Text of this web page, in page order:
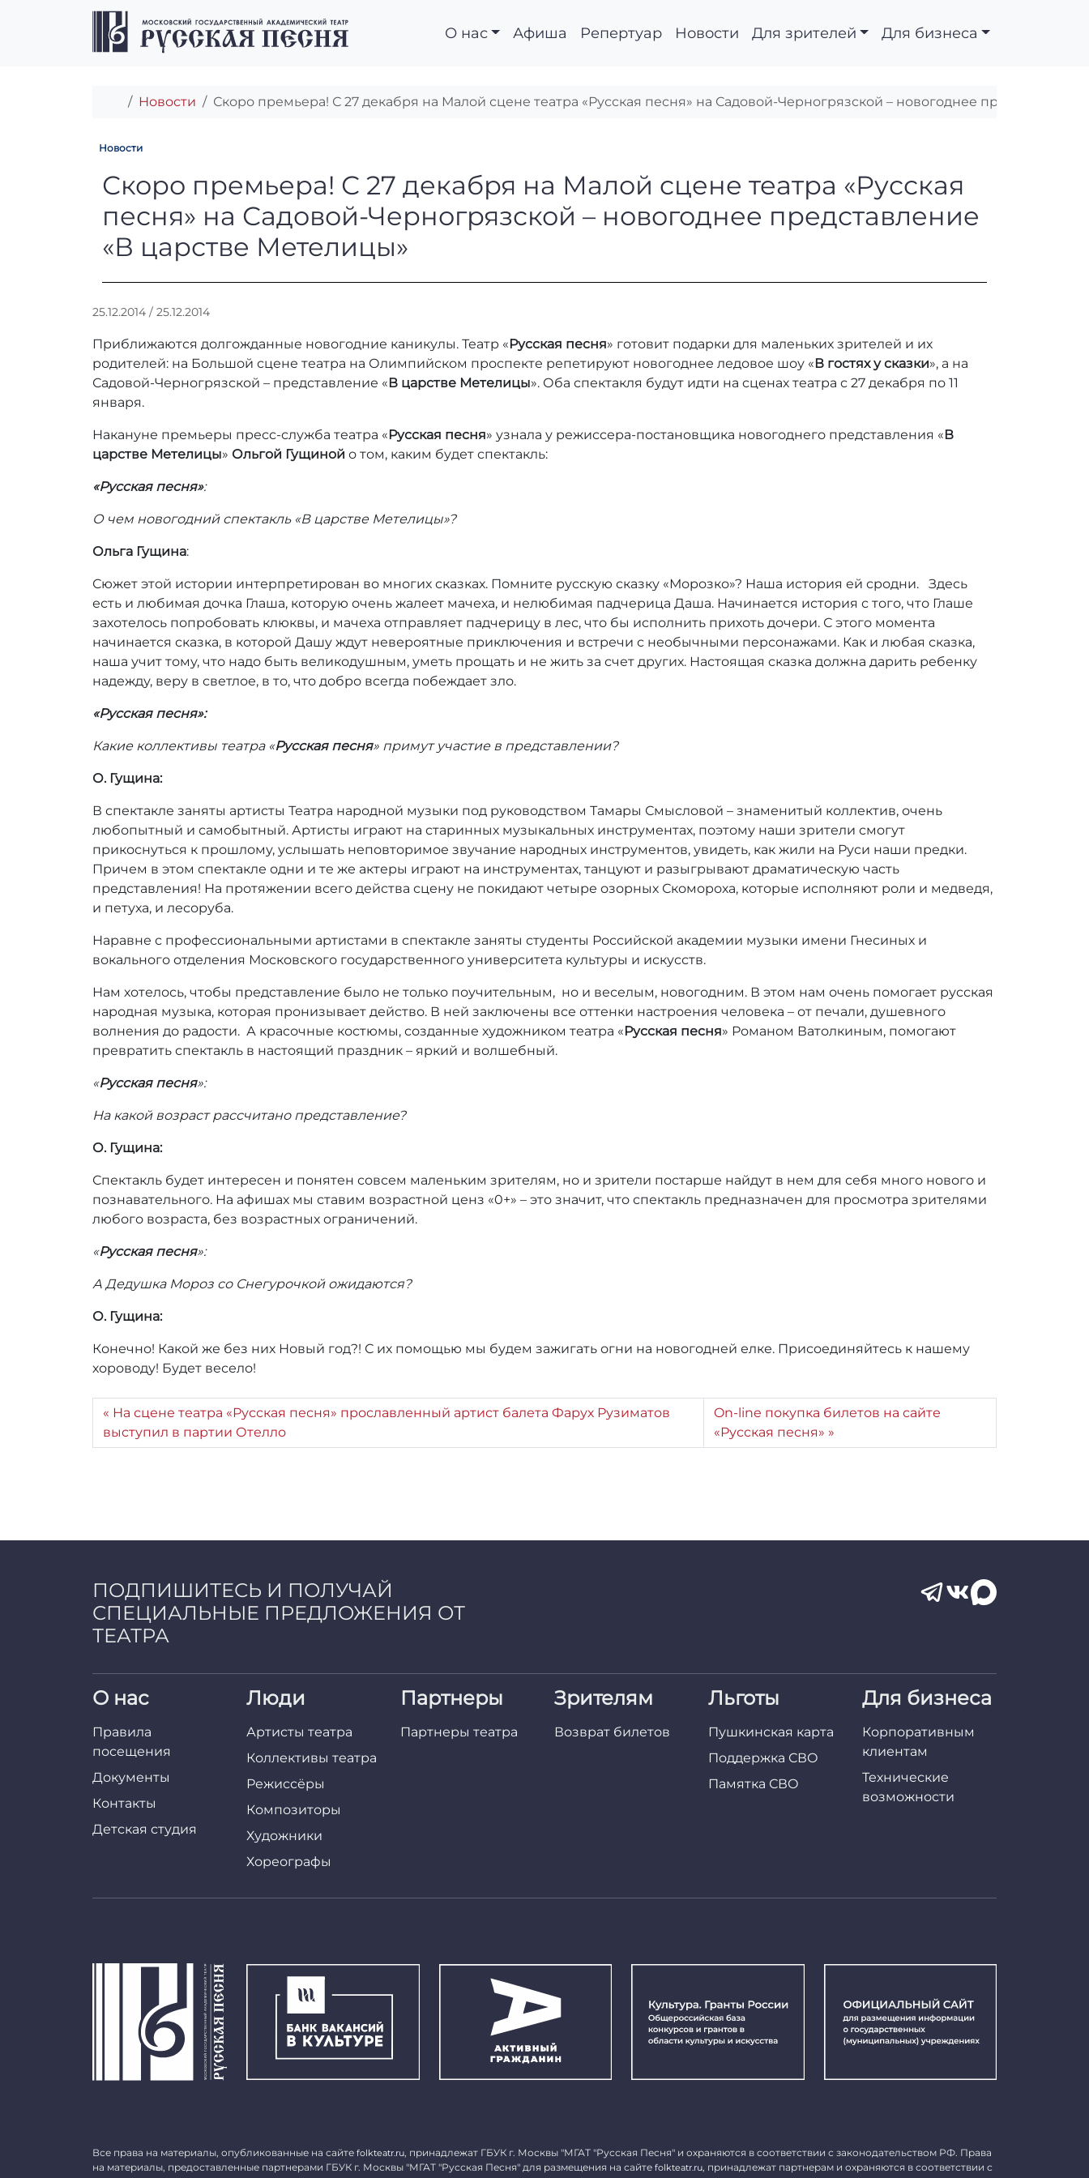
Перейти к содержимому
Перейти к футеру
О нас Афиша Репертуар Новости Для зрителей Для бизнеса
Главная
Новости Скоро премьера! С 27 декабря на Малой сцене театра «Русская песня» на Садовой-Черногрязской – новогоднее
Новости
Скоро премьера! С 27 декабря на Малой сцене театра
Скоро премьера! С 27 декабря на Малой сцене театра «Русская
песня» на Садовой-Черногрязской – новогоднее представление
«В царстве Метелицы»
25.12.2014 / 25.12.2014
т
о
р
r
_
a
i
Приближаются долгожданные новогодние каникулы. Театр «Русская песня» готовит подарки для маленьких зрителей и их
родителей: на Большой сцене театра на Олимпийском проспекте репетируют новогоднее ледовое шоу «В гостях у сказки», а на
Садовой-Черногрязской – представление «В царстве Метелицы». Оба спектакля будут идти на сценах театра с 27 декабря по 11
января.
Накануне премьеры пресс-служба театра «Русская песня» узнала у режиссера-постановщика новогоднего представления «В
царстве Метелицы» Ольгой Гущиной о том, каким будет спектакль:
«Русская песня»:
О чем новогодний спектакль «В царстве Метелицы»?
Ольга Гущина:
Сюжет этой истории интерпретирован во многих сказках. Помните русскую сказку «Морозко»? Наша история ей сродни. Здесь
есть и любимая дочка Глаша, которую очень жалеет мачеха, и нелюбимая падчерица Даша. Начинается история с того, что Глаше
захотелось попробовать клюквы, и мачеха отправляет падчерицу в лес, что бы исполнить прихоть дочери. С этого момента
начинается сказка, в которой Дашу ждут невероятные приключения и встречи с необычными персонажами. Как и любая сказка,
наша учит тому, что надо быть великодушным, уметь прощать и не жить за счет других. Настоящая сказка должна дарить ребенку
надежду, веру в светлое, в то, что добро всегда побеждает зло.
«Русская песня»:
Какие коллективы театра «Русская песня» примут участие в представлении?
О. Гущина:
В спектакле заняты артисты Театра народной музыки под руководством Тамары Смысловой – знаменитый коллектив, очень
любопытный и самобытный. Артисты играют на старинных музыкальных инструментах, поэтому наши зрители смогут
прикоснуться к прошлому, услышать неповторимое звучание народных инструментов, увидеть, как жили на Руси наши предки.
Причем в этом спектакле одни и те же актеры играют на инструментах, танцуют и разыгрывают драматическую часть
представления! На протяжении всего действа сцену не покидают четыре озорных Скомороха, которые исполняют роли и медведя,
и петуха, и лесоруба.
Наравне с профессиональными артистами в спектакле заняты студенты Российской академии музыки имени Гнесиных и
вокального отделения Московского государственного университета культуры и искусств.
Нам хотелось, чтобы представление было не только поучительным, но и веселым, новогодним. В этом нам очень помогает русская
народная музыка, которая пронизывает действо. В ней заключены все оттенки настроения человека – от печали, душевного
волнения до радости. А красочные костюмы, созданные художником театра «Русская песня» Романом Ватолкиным, помогают
превратить спектакль в настоящий праздник – яркий и волшебный.
«Русская песня»:
На какой возраст рассчитано представление?
О. Гущина:
Спектакль будет интересен и понятен совсем маленьким зрителям, но и зрители постарше найдут в нем для себя много нового и
познавательного. На афишах мы ставим возрастной ценз «0+» – это значит, что спектакль предназначен для просмотра зрителями
любого возраста, без возрастных ограничений.
«Русская песня»:
А Дедушка Мороз со Снегурочкой ожидаются?
О. Гущина:
Конечно! Какой же без них Новый год?! С их помощью мы будем зажигать огни на новогодней елке. Присоединяйтесь к нашему
хороводу! Будет весело!
На сцене театра «Русская песня» прославленный артист балета Фарух Рузиматов
выступил в партии Отелло
On-line покупка билетов на сайте
«Русская песня»
ПОДПИШИТЕСЬ И ПОЛУЧАЙ
СПЕЦИАЛЬНЫЕ ПРЕДЛОЖЕНИЯ ОТ
ТЕАТРА
О нас
Правила
посещения
Документы
Контакты
Детская студия
Люди
Артисты театра
Коллективы театра
Режиссёры
Композиторы
Художники
Хореографы
Партнеры
Партнеры театра
Зрителям
Возврат билетов
Льготы
Пушкинская карта
Поддержка СВО
Памятка СВО
Для бизнеса
Корпоративным
клиентам
Технические
возможности
Все права на материалы, опубликованные на сайте folkteatr.ru, принадлежат ГБУК г. Москвы "МГАТ "Русская Песня" и охраняются в соответствии с законодательством РФ. Права
на материалы, предоставленные партнерами ГБУК г. Москвы "МГАТ "Русская Песня" для размещения на сайте folkteatr.ru, принадлежат партнерам и охраняются в соответствии с